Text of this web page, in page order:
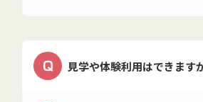
Q 見学や体験利用はできます